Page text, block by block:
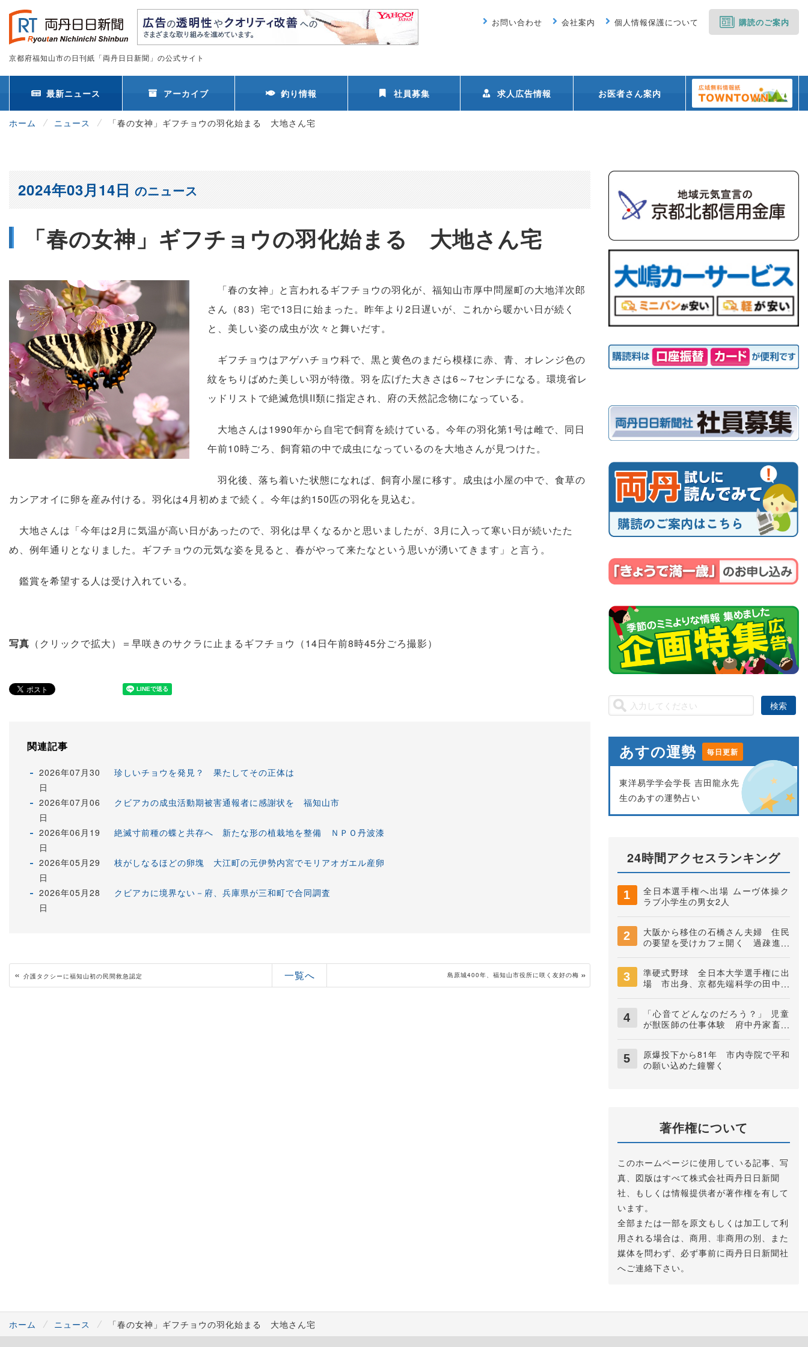
京都府福知山市の日刊紙「両丹日日新聞」の公式サイト
お問い合わせ 会社案内 個人情報保護について 購読のご案内
最新ニュース アーカイブ 釣り情報 社員募集 求人広告情報 お医者さん案内
ホーム ニュース 「春の女神」ギフチョウの羽化始まる 大地さん宅
「春の女神」ギフチョウの羽化始まる 大地さん宅
2024年03月14日のニュース
「春の女神」と言われるギフチョウの羽化が、福知山市厚中問屋町の大地洋次郎
さん（83）宅で13日に始まった。昨年より2日遅いが、これから暖かい日が続く
と、美しい姿の成虫が次々と舞いだす。
ギフチョウはアゲハチョウ科で、黒と黄色のまだら模様に赤、青、オレンジ色の
紋をちりばめた美しい羽が特徴。羽を広げた大きさは6～7センチになる。環境省レ
ッドリストで絶滅危惧II類に指定され、府の天然記念物になっている。
大地さんは1990年から自宅で飼育を続けている。今年の羽化第1号は雌で、同日
午前10時ごろ、飼育箱の中で成虫になっているのを大地さんが見つけた。
羽化後、落ち着いた状態になれば、飼育小屋に移す。成虫は小屋の中で、食草の
カンアオイに卵を産み付ける。羽化は4月初めまで続く。今年は約150匹の羽化を見込む。
大地さんは「今年は2月に気温が高い日があったので、羽化は早くなるかと思いましたが、3月に入って寒い日が続いたた
め、例年通りとなりました。ギフチョウの元気な姿を見ると、春がやって来たなという思いが湧いてきます」と言う。
鑑賞を希望する人は受け入れている。
写真 （クリックで拡大）＝早咲きのサクラに止まるギフチョウ（14日午前8時45分ごろ撮影）
関連記事
2026年07月30
日
珍しいチョウを発見？ 果たしてその正体は
2026年07月06
日
クビアカの成虫活動期被害通報者に感謝状を 福知山市
2026年06月19
日
絶滅寸前種の蝶と共存へ 新たな形の植栽地を整備 ＮＰＯ丹波漆
2026年05月29
日
枝がしなるほどの卵塊 大江町の元伊勢内宮でモリアオガエル産卵
2026年05月28
日
クビアカに境界ない－府、兵庫県が三和町で合同調査
« 介護タクシーに福知山初の民間救急認定 一覧へ 島原城400年、福知山市役所に咲く友好の梅
あすの運勢 毎日更新
東洋易学学会学長 吉田龍永先
生のあすの運勢占い
24時間アクセスランキング
全日本選手権へ出場 ムーヴ体操ク
ラブ小学生の男女2人
大阪から移住の石橋さん夫婦 住民
の要望を受けカフェ開く 過疎進む
準硬式野球 全日本大学選手権に出
場 市出身、京都先端科学の田中快
「心音てどんなのだろう？」 児童
が獣医師の仕事体験 府中丹家畜保
原爆投下から81年 市内寺院で平和
の願い込めた鐘響く
著作権について
このホームページに使用している記事、写
真、図版はすべて株式会社両丹日日新聞
社、もしくは情報提供者が著作権を有して
います。
全部または一部を原文もしくは加工して利
用される場合は、商用、非商用の別、また
媒体を問わず、必ず事前に両丹日日新聞社
へご連絡下さい。
ホーム ニュース 「春の女神」ギフチョウの羽化始まる 大地さん宅